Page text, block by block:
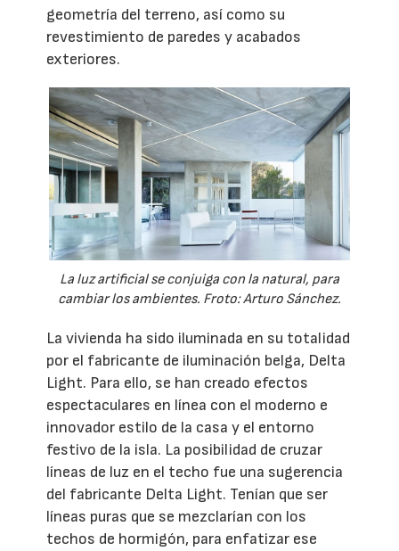
geometría del terreno, así como su
revestimiento de paredes y acabados
exteriores.
La luz artificial se conjuiga con la natural, para
cambiar los ambientes. Froto: Arturo Sánchez.
La vivienda ha sido iluminada en su totalidad
por el fabricante de iluminación belga, Delta
Light. Para ello, se han creado efectos
espectaculares en línea con el moderno e
innovador estilo de la casa y el entorno
festivo de la isla. La posibilidad de cruzar
líneas de luz en el techo fue una sugerencia
del fabricante Delta Light. Tenían que ser
líneas puras que se mezclarían con los
techos de hormigón, para enfatizar ese